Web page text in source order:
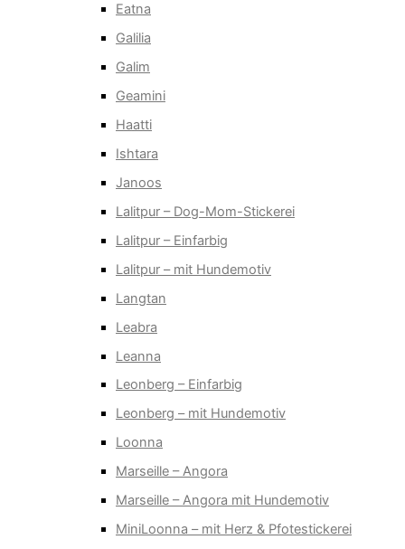
Eatna
Galilia
Galim
Geamini
Haatti
Ishtara
Janoos
Lalitpur – Dog-Mom-Stickerei
Lalitpur – Einfarbig
Lalitpur – mit Hundemotiv
Langtan
Leabra
Leanna
Leonberg – Einfarbig
Leonberg – mit Hundemotiv
Loonna
Marseille – Angora
Marseille – Angora mit Hundemotiv
MiniLoonna – mit Herz & Pfotestickerei